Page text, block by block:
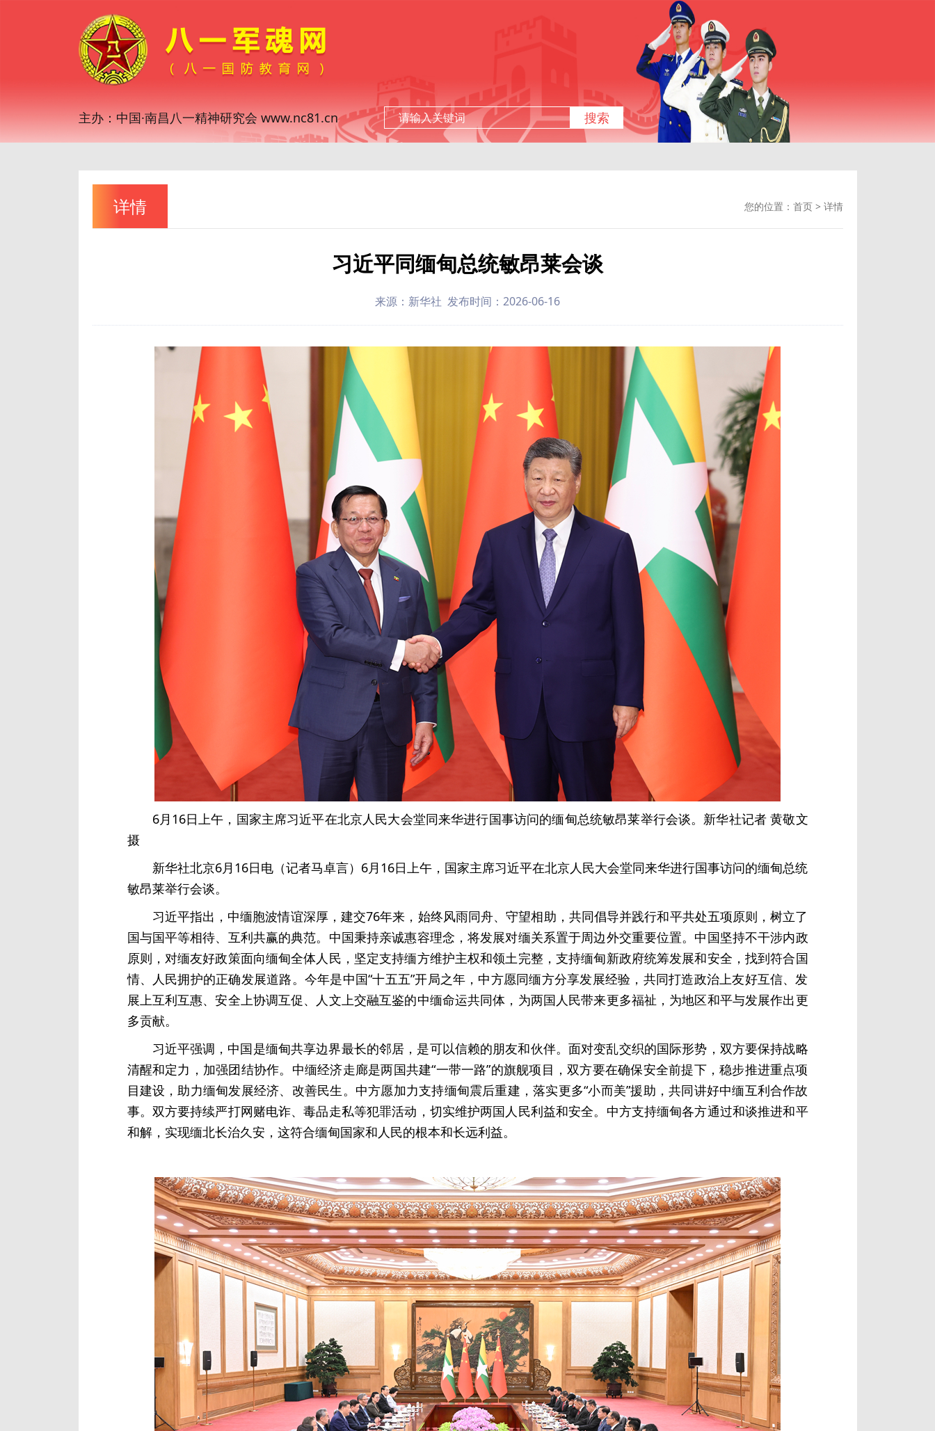
主办：中国·南昌八一精神研究会 www.nc81.cn 搜索
详情 您的位置： 首页> 详情
习近平同缅甸总统敏昂莱会谈
来源：新华社 发布时间：2026-06-16
6月16日上午，国家主席习近平在北京人民大会堂同来华进行国事访问的缅甸总统敏昂莱举行会谈。新华社记者 黄敬文
摄
新华社北京6月16日电（记者马卓言）6月16日上午，国家主席习近平在北京人民大会堂同来华进行国事访问的缅甸总统
敏昂莱举行会谈。
习近平指出，中缅胞波情谊深厚，建交76年来，始终风雨同舟、守望相助，共同倡导并践行和平共处五项原则，树立了
国与国平等相待、互利共赢的典范。中国秉持亲诚惠容理念，将发展对缅关系置于周边外交重要位置。中国坚持不干涉内政
原则，对缅友好政策面向缅甸全体人民，坚定支持缅方维护主权和领土完整，支持缅甸新政府统筹发展和安全，找到符合国
情、人民拥护的正确发展道路。今年是中国“十五五”开局之年，中方愿同缅方分享发展经验，共同打造政治上友好互信、发
展上互利互惠、安全上协调互促、人文上交融互鉴的中缅命运共同体，为两国人民带来更多福祉，为地区和平与发展作出更
多贡献。
习近平强调，中国是缅甸共享边界最长的邻居，是可以信赖的朋友和伙伴。面对变乱交织的国际形势，双方要保持战略
清醒和定力，加强团结协作。中缅经济走廊是两国共建“一带一路”的旗舰项目，双方要在确保安全前提下，稳步推进重点项
目建设，助力缅甸发展经济、改善民生。中方愿加力支持缅甸震后重建，落实更多“小而美”援助，共同讲好中缅互利合作故
事。双方要持续严打网赌电诈、毒品走私等犯罪活动，切实维护两国人民利益和安全。中方支持缅甸各方通过和谈推进和平
和解，实现缅北长治久安，这符合缅甸国家和人民的根本和长远利益。